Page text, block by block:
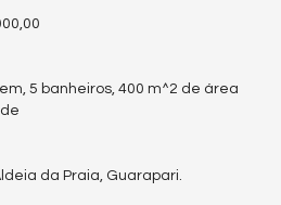
5 banheiros, 400 m^2 de área
da Praia, Guarapari.